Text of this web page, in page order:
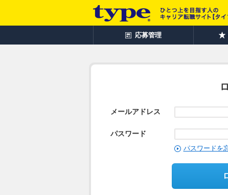
応募管理
メールアドレス
パスワード
パスワードを